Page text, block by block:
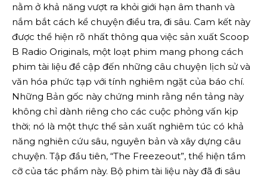
nằm ở khả năng vượt ra khỏi giới hạn âm thanh và
nắm bắt cách kể chuyện điều tra, đi sâu. Cam kết này
được thể hiện rõ nhất thông qua việc sản xuất Scoop
B Radio Originals, một loạt phim mang phong cách
phim tài liệu đề cập đến những câu chuyện lịch sử và
văn hóa phức tạp với tính nghiêm ngặt của báo chí.
Những Bản gốc này chứng minh rằng nền tảng này
không chỉ dành riêng cho các cuộc phỏng vấn kịp
thời; nó là một thực thể sản xuất nghiêm túc có khả
năng nghiên cứu sâu, nguyên bản và xây dựng câu
chuyện. Tập đầu tiên, “The Freezeout”, thể hiện tầm
cỡ của tác phẩm này. Bộ phim tài liệu này đã đi sâu